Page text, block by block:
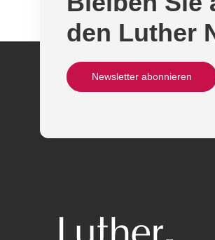
den Luther
Newsletter abonnieren